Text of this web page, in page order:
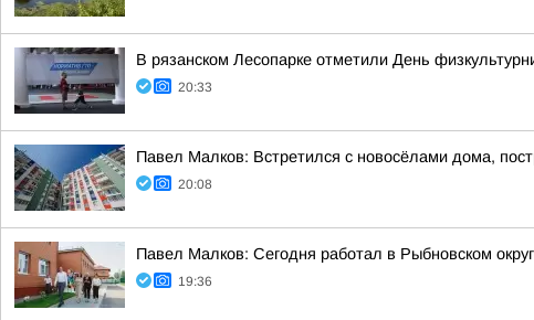
В рязанском Лесопарке отметили День
20:33
Павел Малков: Встретился с новосёлами дома,
20:08
Павел Малков: Сегодня работал в Рыбновском
19:36